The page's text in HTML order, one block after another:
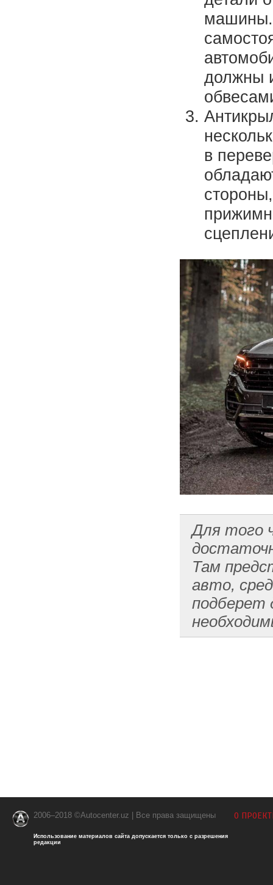
машины.
должны
в
Для того
Там
авто,
подберет
2006–2018 ©Autocenter.uz | Все права защищены
Использование материалов сайта допускается только с разрешения
редакции
О